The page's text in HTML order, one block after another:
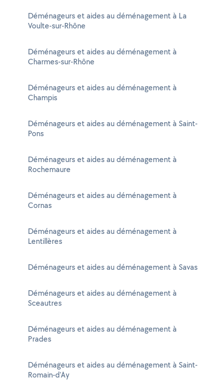
Déménageurs et aides au déménagement à La
Voulte-sur-Rhône
Déménageurs et aides au déménagement à
Charmes-sur-Rhône
Déménageurs et aides au déménagement à
Champis
Déménageurs et aides au déménagement à Saint-
Pons
Déménageurs et aides au déménagement à
Rochemaure
Déménageurs et aides au déménagement à
Cornas
Déménageurs et aides au déménagement à
Lentillères
Déménageurs et aides au déménagement à Savas
Déménageurs et aides au déménagement à
Sceautres
Déménageurs et aides au déménagement à
Prades
Déménageurs et aides au déménagement à Saint-
Romain-d'Ay